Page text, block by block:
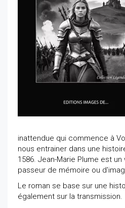
inattendue qui commence à
nous entrainer dans une
1586. Jean-Marie Plume est
passeur de mémoire ou
Le roman se base sur une
également sur la transmission.